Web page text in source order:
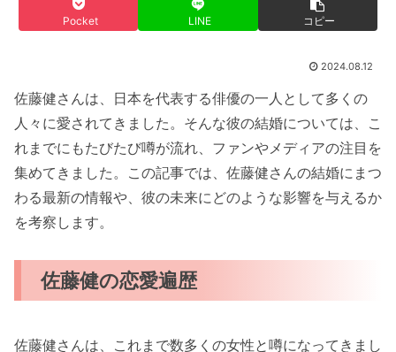
Pocket LINE コピー
2024.08.12
佐藤健さんは、日本を代表する俳優の一人として多くの
人々に愛されてきました。そんな彼の結婚については、こ
れまでにもたびたび噂が流れ、ファンやメディアの注目を
集めてきました。この記事では、佐藤健さんの結婚にまつ
わる最新の情報や、彼の未来にどのような影響を与えるか
を考察します。
佐藤健の恋愛遍歴
佐藤健さんは、これまで数多くの女性と噂になってきまし